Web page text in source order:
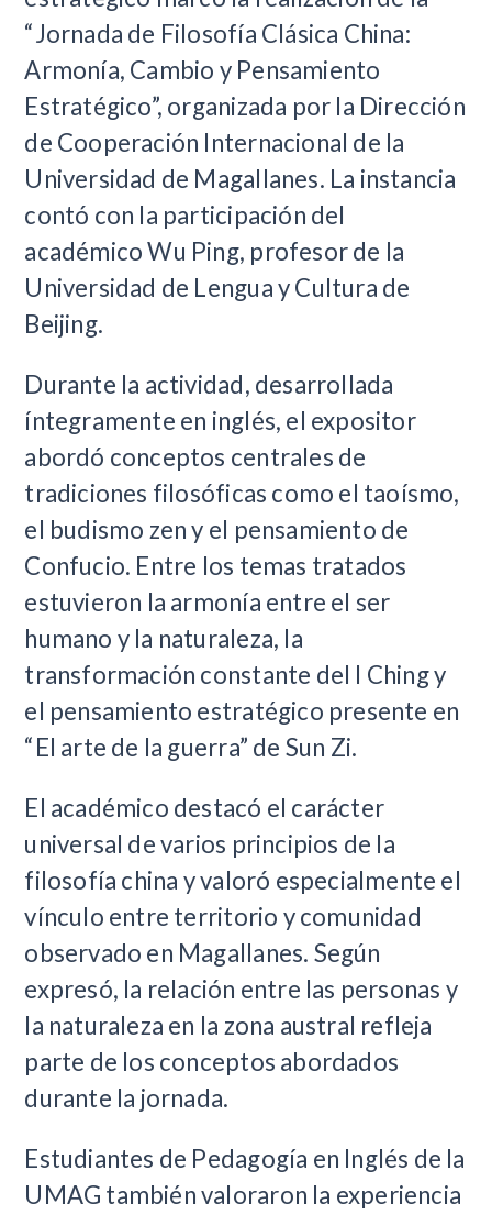
“Jornada de Filosofía Clásica China:
Armonía, Cambio y Pensamiento
Estratégico”, organizada por la Dirección
de Cooperación Internacional de la
Universidad de Magallanes. La instancia
contó con la participación del
académico Wu Ping, profesor de la
Universidad de Lengua y Cultura de
Beijing.
Durante la actividad, desarrollada
íntegramente en inglés, el expositor
abordó conceptos centrales de
tradiciones filosóficas como el taoísmo,
el budismo zen y el pensamiento de
Confucio. Entre los temas tratados
estuvieron la armonía entre el ser
humano y la naturaleza, la
transformación constante del I Ching y
el pensamiento estratégico presente en
“El arte de la guerra” de Sun Zi.
El académico destacó el carácter
universal de varios principios de la
filosofía china y valoró especialmente el
vínculo entre territorio y comunidad
observado en Magallanes. Según
expresó, la relación entre las personas y
la naturaleza en la zona austral refleja
parte de los conceptos abordados
durante la jornada.
Estudiantes de Pedagogía en Inglés de la
UMAG también valoraron la experiencia